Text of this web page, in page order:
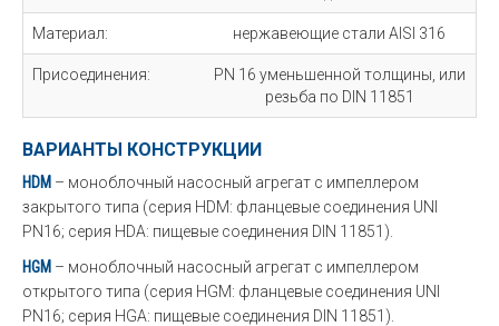
Материал: нержавеющие стали AISI 316
Присоединения:
PN 16 уменьшенной толщины, или
резьба по DIN 11851
ВАРИАНТЫ КОНСТРУКЦИИ
HDM – моноблочный насосный агрегат с импеллером
закрытого типа (серия HDM: фланцевые соединения UNI
PN16; серия HDA: пищевые соединения DIN 11851).
HGM – моноблочный насосный агрегат с импеллером
открытого типа (серия HGM: фланцевые соединения UNI
PN16; серия HGA: пищевые соединения DIN 11851).